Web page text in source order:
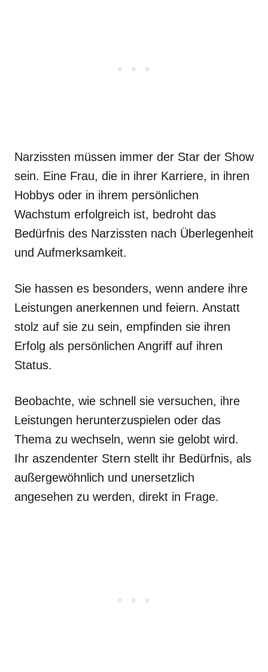
Narzissten müssen immer der Star der Show
sein. Eine Frau, die in ihrer Karriere, in ihren
Hobbys oder in ihrem persönlichen
Wachstum erfolgreich ist, bedroht das
Bedürfnis des Narzissten nach Überlegenheit
und Aufmerksamkeit.
Sie hassen es besonders, wenn andere ihre
Leistungen anerkennen und feiern. Anstatt
stolz auf sie zu sein, empfinden sie ihren
Erfolg als persönlichen Angriff auf ihren
Status.
Beobachte, wie schnell sie versuchen, ihre
Leistungen herunterzuspielen oder das
Thema zu wechseln, wenn sie gelobt wird.
Ihr aszendenter Stern stellt ihr Bedürfnis, als
außergewöhnlich und unersetzlich
angesehen zu werden, direkt in Frage.